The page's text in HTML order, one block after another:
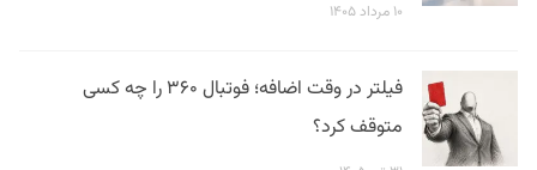
۱۰ مرداد ۱۴۰۵
فیلتر در وقت اضافه؛ فوتبال ۳۶۰ را چه کسی
متوقف کرد؟